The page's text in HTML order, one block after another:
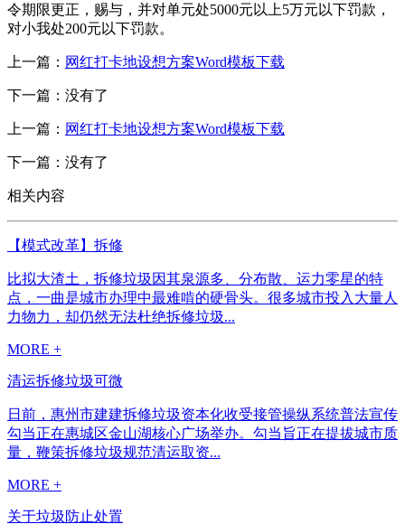
令期限更正，赐与，并对单元处5000元以上5万元以下罚款，
对小我处200元以下罚款。
上一篇： 网红打卡地设想方案Word模板下载
下一篇：没有了
上一篇： 网红打卡地设想方案Word模板下载
下一篇：没有了
相关内容
【模式改革】拆修
比拟大渣土，拆修垃圾因其泉源多、分布散、运力零星的特
点，一曲是城市办理中最难啃的硬骨头。很多城市投入大量人
力物力，却仍然无法杜绝拆修垃圾...
MORE +
清运拆修垃圾可微
日前，惠州市建建拆修垃圾资本化收受接管操纵系统普法宣传
勾当正在惠城区金山湖核心广场举办。勾当旨正在提拔城市质
量，鞭策拆修垃圾规范清运取资...
MORE +
关于垃圾防止处置